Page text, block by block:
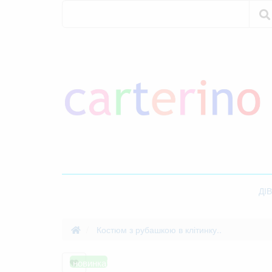
Костюм з рубашкою в клітинку..
новинка!